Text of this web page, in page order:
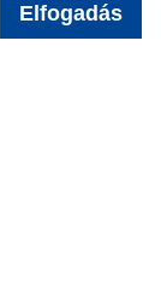
Elfogadás